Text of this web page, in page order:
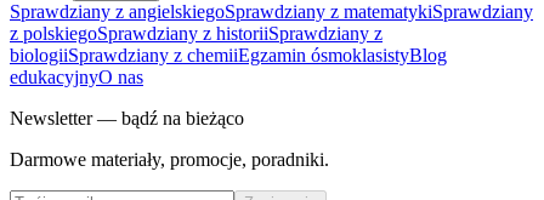
Sprawdziany z angielskiegoSprawdziany z matematykiSprawdziany
z polskiegoSprawdziany z historiiSprawdziany z
biologiiSprawdziany z chemiiEgzamin ósmoklasistyBlog
edukacyjnyO nas
Newsletter — bądź na bieżąco
Darmowe materiały, promocje, poradniki.